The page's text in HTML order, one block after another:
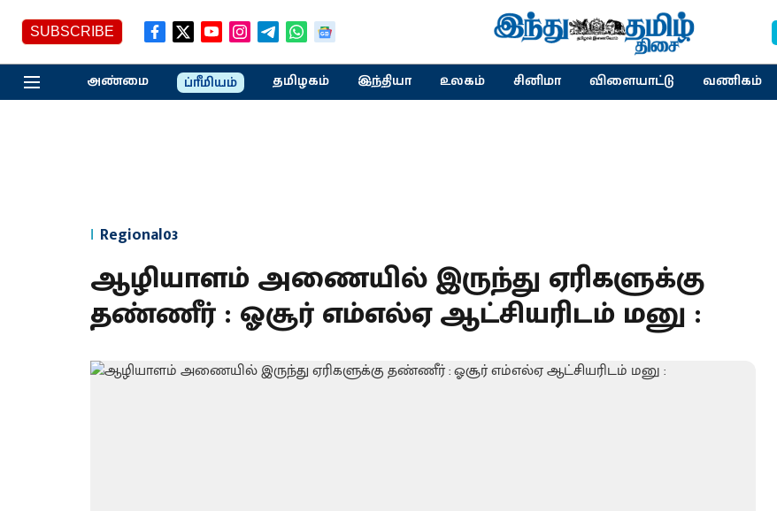
SUBSCRIBE
அண்மை ப்ரீமியம் தமிழகம் இந்தியா உலகம் சினிமா விளையாட்டு வணிகம்
Regional03
ஆழியாளம் அணையில் இருந்து ஏரிகளுக்கு
தண்ணீர் : ஓசூர் எம்எல்ஏ ஆட்சியரிடம் மனு :